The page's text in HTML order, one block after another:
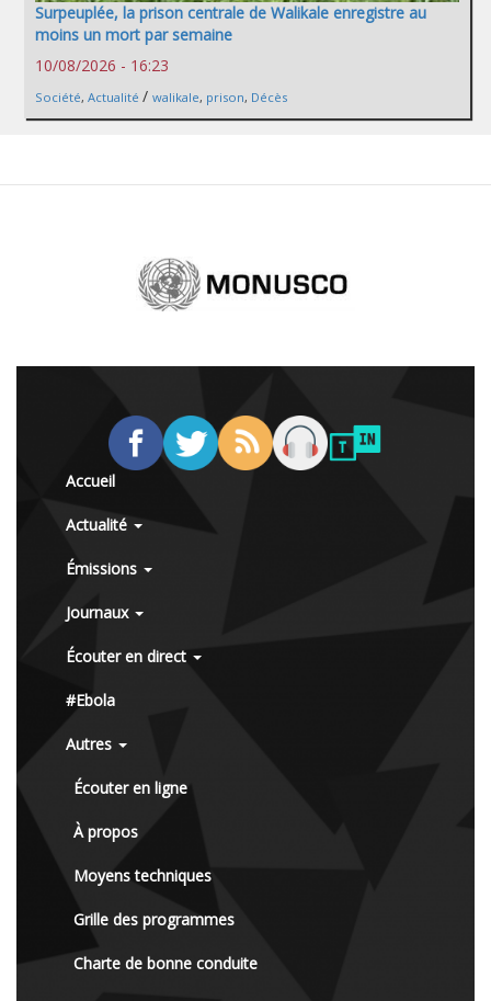
Surpeuplée, la prison centrale de Walikale enregistre au
moins un mort par semaine
10/08/2026 - 16:23
Société, Actualité / walikale, prison, Décès
Accueil
Actualité
Émissions
Journaux
Écouter en direct
#Ebola
Autres
Écouter en ligne
À propos
Moyens techniques
Grille des programmes
Charte de bonne conduite